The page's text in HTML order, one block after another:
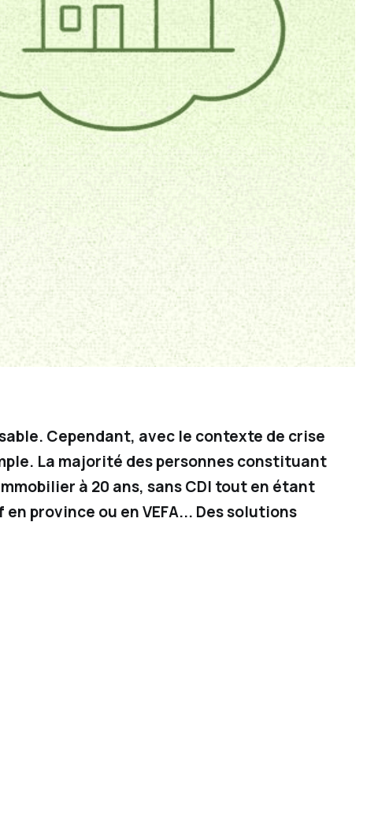
Cependant, avec le contexte de crise
La majorité des personnes constituant
à 20 ans, sans CDI tout en étant
province ou en VEFA... Des solutions